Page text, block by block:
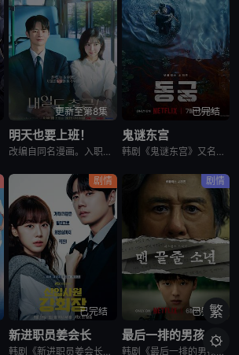
更新至第8集
明天也要上班！
改编自同名漫画。入职五年的智允在无聊的公司生活中与公司最挑剔的男上司时宇纠缠在了一起，甚至以不想结婚为由而逃跑的前男友秋天出现了...
已完结
鬼谜东宫
韩剧《鬼谜东宫》又名：东宫,East Palace,동궁，讲述了：讲述拥有穿梭于灵界能力的具天（南柱赫 饰）和能听见死者声音的宫女生姜（卢允瑞 饰）被王（曹承佑 饰）召见，以揭开笼罩在世子宫中的诅咒的
剧情
已完结
新进职员姜会长
韩剧《新进职员姜会长》改编自同名小说。韩国10大财阀崔成集团的会长姜龙浩在宣布隐退后，与从天而降的新员工相撞，莫名其妙进入该员工身体后发生的故事。
剧情
已完结
最后一排的男孩
韩剧《最后一排的男孩》又名最后一排的少年,末行手记,末排的少年,登堂入室(韩国版),The Boy in the Last Row,Notes from the Last Row,맨 끝줄 소년,最后
繁
